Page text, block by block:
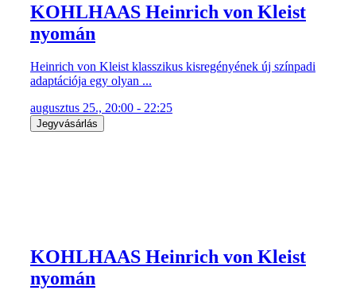
KOHLHAAS Heinrich von Kleist
nyomán
Heinrich von Kleist klasszikus kisregényének új színpadi
adaptációja egy olyan ...
augusztus 25., 20:00 - 22:25
Jegyvásárlás
KOHLHAAS Heinrich von Kleist
nyomán